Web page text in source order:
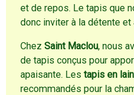
et de repos. Le tapis que
donc inviter à la détente et
ChezSaint Maclou, nous
de tapis conçus pour
apaisante. Lestapis en
recommandés pour la